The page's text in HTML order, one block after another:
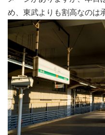
め、東武よりも割高なのは